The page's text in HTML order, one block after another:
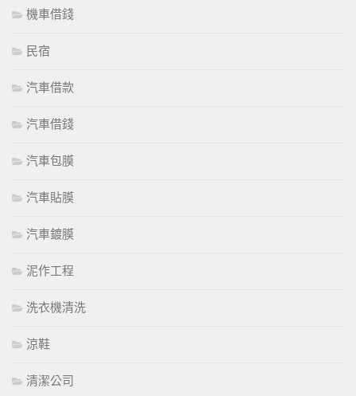
機車借錢
民宿
汽車借款
汽車借錢
汽車包膜
汽車貼膜
汽車鍍膜
泥作工程
洗衣機清洗
涼鞋
清潔公司